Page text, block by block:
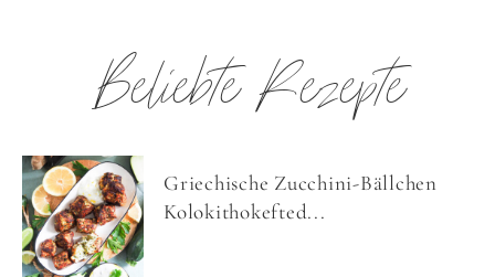
Beliebte Rezepte
Griechische Zucchini-Bällchen
Kolokithokefted...